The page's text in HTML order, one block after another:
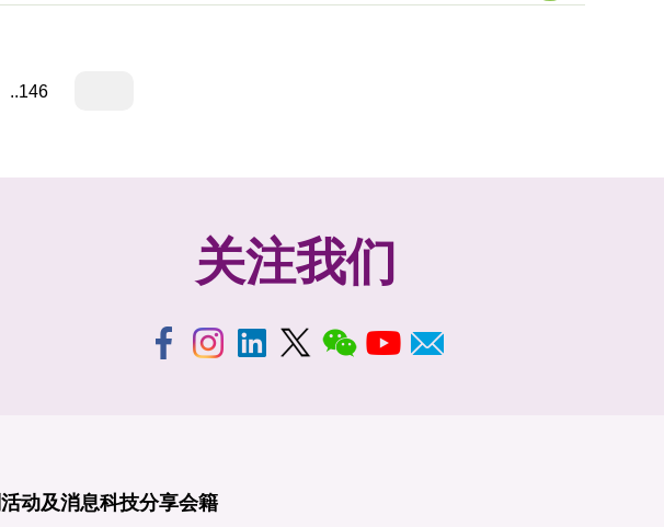
..146
关注我们
活动及消息科技分享会籍